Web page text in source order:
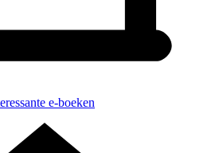
e-boeken